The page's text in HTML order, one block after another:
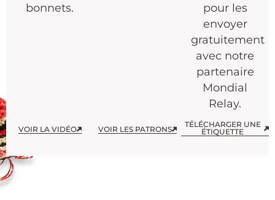
bonnets.
VOIR LA VIDÉO VOIR LES PATRONS
pour les
envoyer
gratuitement
avec notre
partenaire
Mondial
Relay.
TÉLÉCHARGER UNE
ÉTIQUETTE